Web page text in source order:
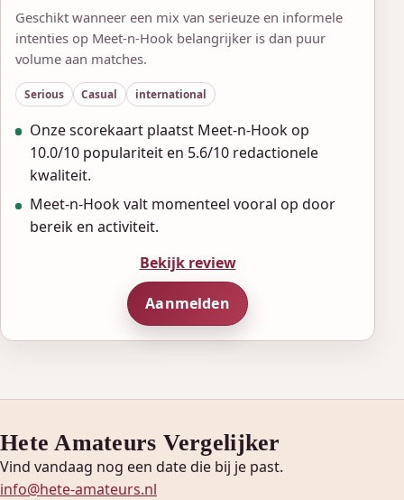
Geschikt wanneer een mix van serieuze en informele
intenties op Meet-n-Hook belangrijker is dan puur
volume aan matches.
Serious Casual international
Onze scorekaart plaatst Meet-n-Hook op
10.0/10 populariteit en 5.6/10 redactionele
kwaliteit.
Meet-n-Hook valt momenteel vooral op door
bereik en activiteit.
Bekijk review
Aanmelden
Hete Amateurs Vergelijker
Vind vandaag nog een date die bij je past.
info@hete-amateurs.nl